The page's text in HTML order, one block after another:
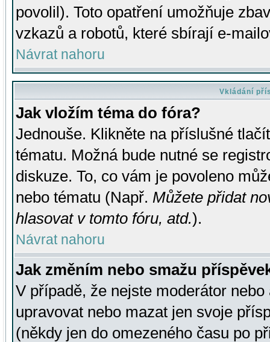
povolil). Toto opatření umožňuje
vzkazů a robotů, které sbírají e-
Návrat nahoru
Vkládání
Jak vložím téma do fóra?
Jednouše. Klikněte na příslušné
tématu. Možná bude nutné se
diskuze. To, co vám je povoleno
nebo tématu (Např. Můžete přidat
hlasovat v tomto fóru, atd.).
Návrat nahoru
Jak změním nebo smažu
V případě, že nejste moderátor
upravovat nebo mazat jen svoje
(někdy jen do omezeného času po